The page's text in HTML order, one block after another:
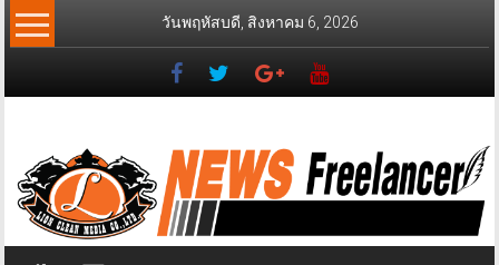
Skip
to
วันพฤหัสบดี, สิงหาคม 6, 2026
News
Freelancer
วส์